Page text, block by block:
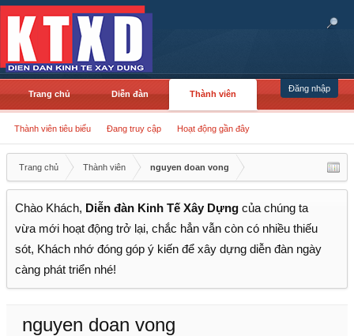
Đăng nhập
Trang chủ Diễn đàn Thành viên
Thành viên tiêu biểu Đang truy cập Hoạt động gần đây
Trang chủ Thành viên nguyen doan vong
Chào Khách, Diễn đàn Kinh Tế Xây Dựng của chúng ta
vừa mới hoạt động trở lại, chắc hẳn vẫn còn có nhiều thiếu
sót, Khách nhớ đóng góp ý kiến để xây dựng diễn đàn ngày
càng phát triển nhé!
nguyen doan vong